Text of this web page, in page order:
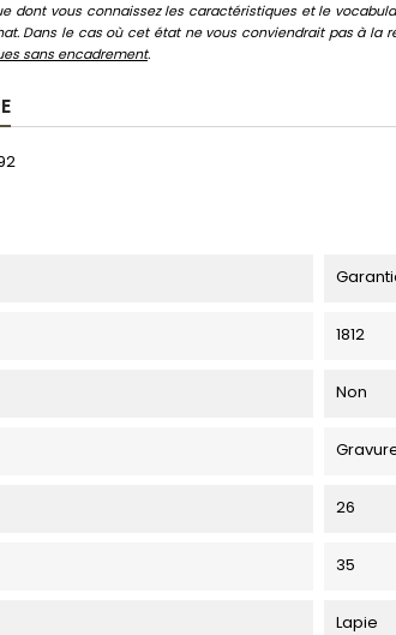
dont vous connaissez les caractéristiques et le
Dans le cas où cet état ne vous conviendrait pas à la
sans encadrement.
1812
Non
26
35
Lapie